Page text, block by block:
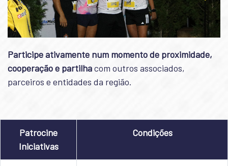
Participe ativamente num momento de proximidade,
cooperação e partilhacom outros associados,
parceiros e entidades da região.
Patrocine
Iniciativas
Condições